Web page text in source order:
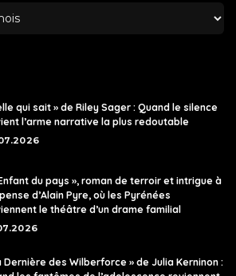
qui sait » de Riley Sager : Quand le silence
l’arme narrative la plus redoutable
du pays », roman de terroir et intrigue à
d’Alain Pyre, où les Pyrénées
le théâtre d’un drame familial
Dernière des Wilberforce » de Julia Kerninon :